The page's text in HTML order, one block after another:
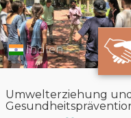
Indien
Umwelterziehung und